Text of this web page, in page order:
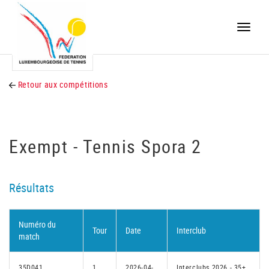
Toggle
Retour aux compétitions
Exempt - Tennis Spora 2
Résultats
Numéro du
match
Tour Date Interclub